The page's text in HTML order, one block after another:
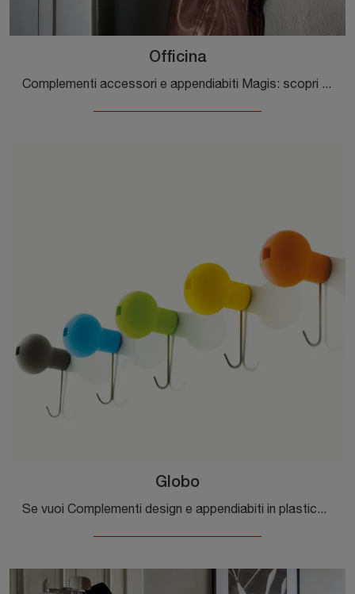
Officina
Complementi accessori e appendiabiti Magis: scopri come valorizzare i tuoi spazi design con il modello Officina.
Globo
Se vuoi Complementi design e appendiabiti in plastica ottieni informazioni sul modello Globo del marchio Magis.